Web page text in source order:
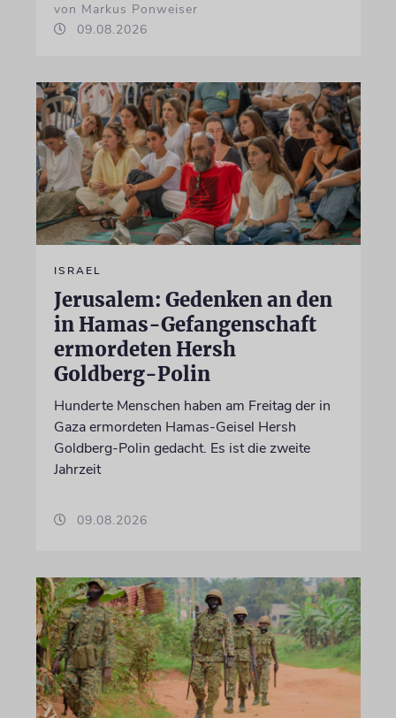
von Markus Ponweiser
09.08.2026
ISRAEL
Jerusalem: Gedenken an den
in Hamas-Gefangenschaft
ermordeten Hersh
Goldberg-Polin
Hunderte Menschen haben am Freitag der in
Gaza ermordeten Hamas-Geisel Hersh
Goldberg-Polin gedacht. Es ist die zweite
Jahrzeit
09.08.2026